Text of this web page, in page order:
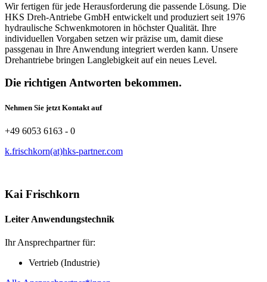
Wir fertigen für jede Herausforderung die passende Lösung. Die
HKS Dreh-Antriebe GmbH entwickelt und produziert seit 1976
hydraulische Schwenkmotoren in höchster Qualität. Ihre
individuellen Vorgaben setzen wir präzise um, damit diese
passgenau in Ihre Anwendung integriert werden kann. Unsere
Drehantriebe bringen Langlebigkeit auf ein neues Level.
Die richtigen Antworten bekommen.
Nehmen Sie jetzt Kontakt auf
+49 6053 6163 - 0
k.frischkorn(at)hks-partner.com
Kai Frischkorn
Leiter Anwendungstechnik
Ihr Ansprechpartner für:
Vertrieb (Industrie)